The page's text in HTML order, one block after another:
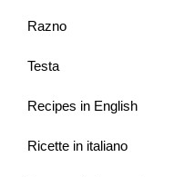
Razno
Testa
Recipes in English
Ricette in italiano